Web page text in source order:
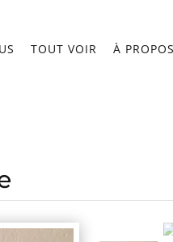
TOUT VOIR À